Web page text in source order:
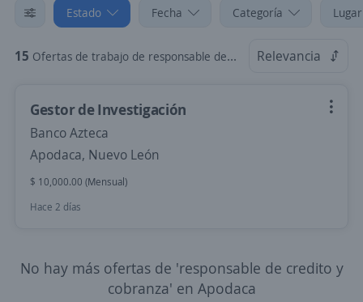
Estado Fecha Categoría
15 Ofertas de trabajo de responsable de credito y cobranza en Apodaca, Nuevo León Relevancia
Gestor de Investigación
Banco Azteca
Apodaca, Nuevo León
$ 10,000.00 (Mensual)
Hace 2 días
No hay más ofertas de 'responsable de credito y
cobranza' en Apodaca